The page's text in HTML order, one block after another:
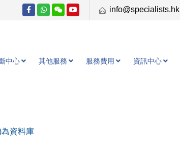
info@specialists.hk
中心 其他服務 服務費用 資訊中心
資料庫